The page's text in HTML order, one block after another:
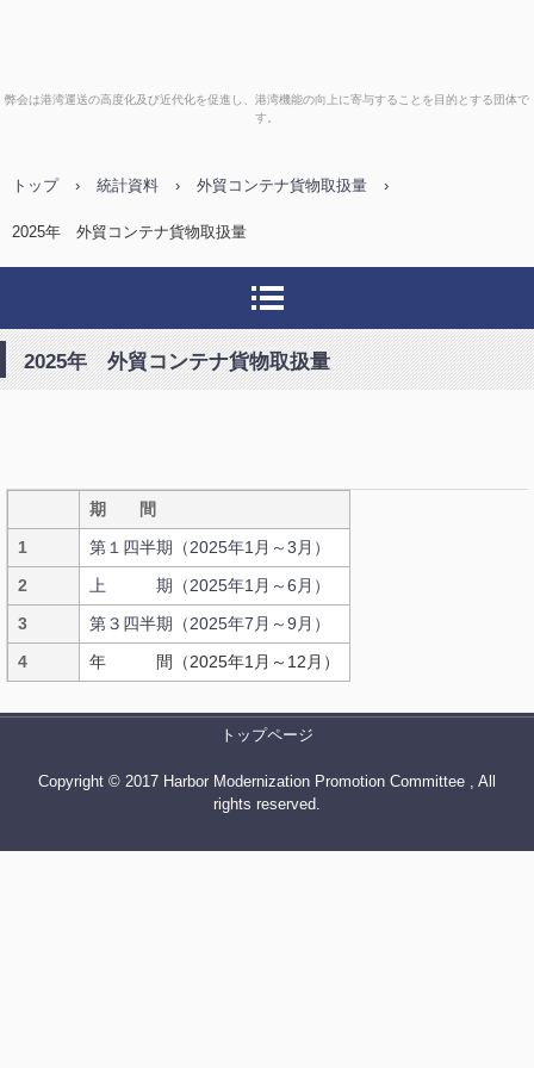
一般財団法人 港湾近代化促進
弊会は港湾運送の高度化及び近代化を促進し、港湾機能の向上に寄与することを目的とする団体で
す。
トップ › 統計資料 › 外貿コンテナ貨物取扱量 ›
2025年 外貿コンテナ貨物取扱量
2025年 外貿コンテナ貨物取扱量
期 間
1
第１四半期（2025年1月～3月）
2
上 期（2025年1月～6月）
3
第３四半期（2025年7月～9月）
4
年 間（2025年1月～12月）
トップページ
Copyright © 2017 Harbor Modernization Promotion Committee , All
rights reserved.